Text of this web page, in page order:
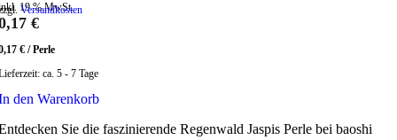
19 % MwSt.
Versandkosten
€
€ /Perle
ca. 5 - 7 Tage
den Warenkorb
Sie die faszinierende Regenwald Jaspis Perle bei baoshi